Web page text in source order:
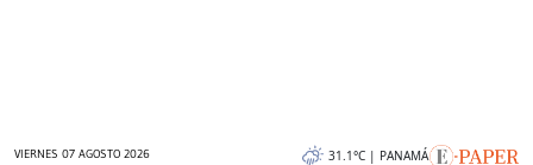
VIERNES 07 AGOSTO 2026 31.1°C | PANAMÁ